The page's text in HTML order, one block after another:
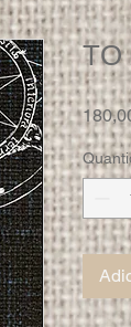
ΤΟ